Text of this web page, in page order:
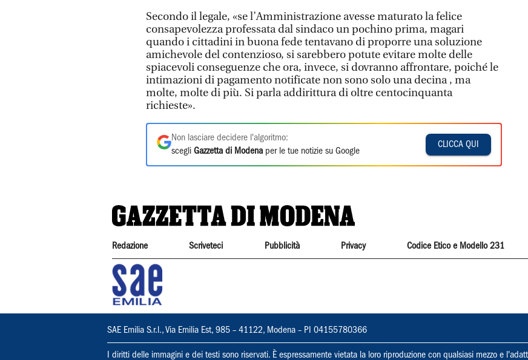
Secondo il legale, «se l’Amministrazione avesse maturato la felice
consapevolezza professata dal sindaco un pochino prima, magari
quando i cittadini in buona fede tentavano di proporre una soluzione
amichevole del contenzioso, si sarebbero potute evitare molte delle
spiacevoli conseguenze che ora, invece, si dovranno affrontare, poiché le
intimazioni di pagamento notificate non sono solo una decina , ma
molte, molte di più. Si parla addirittura di oltre centocinquanta
richieste».
Non lasciare decidere l'algoritmo:
scegli Gazzetta di Modena per le tue notizie su Google
CLICCA QUI
Redazione Scriveteci Pubblicità Privacy Codice Etico e Modello 231
SAE Emilia S.r.l., Via Emilia Est, 985 – 41122, Modena – PI 04155780366
I diritti delle immagini e dei testi sono riservati. È espressamente vietata la loro riproduzione con qualsiasi mezzo e